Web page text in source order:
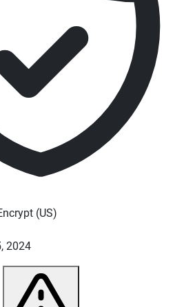
(US)
2024